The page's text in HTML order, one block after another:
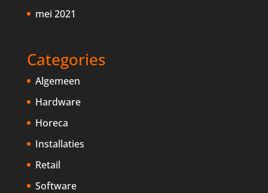
mei 2021
Categories
Algemeen
Hardware
Horeca
Installaties
Retail
Software